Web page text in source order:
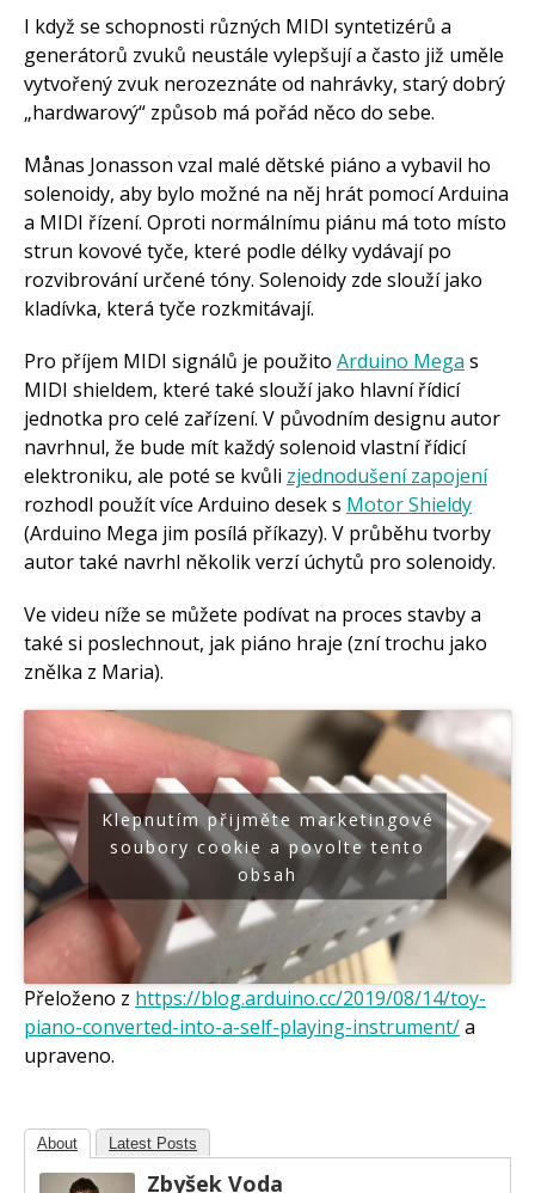
Tinylab
Makeblock
Micro:bit
Videa
Koupit
I když se schopnosti různých MIDI syntetizérů a
generátorů zvuků neustále vylepšují a často již uměle
vytvořený zvuk nerozeznáte od nahrávky, starý dobrý
„hardwarový“ způsob má pořád něco do sebe.
Månas Jonasson vzal malé dětské piáno a vybavil ho
solenoidy, aby bylo možné na něj hrát pomocí Arduina
a MIDI řízení. Oproti normálnímu piánu má toto místo
strun kovové tyče, které podle délky vydávají po
rozvibrování určené tóny. Solenoidy zde slouží jako
kladívka, která tyče rozkmitávají.
Pro příjem MIDI signálů je použito Arduino Mega s
MIDI shieldem, které také slouží jako hlavní řídicí
jednotka pro celé zařízení. V původním designu autor
navrhnul, že bude mít každý solenoid vlastní řídicí
elektroniku, ale poté se kvůli zjednodušení zapojení
rozhodl použít více Arduino desek s Motor Shieldy
(Arduino Mega jim posílá příkazy). V průběhu tvorby
autor také navrhl několik verzí úchytů pro solenoidy.
Ve videu níže se můžete podívat na proces stavby a
také si poslechnout, jak piáno hraje (zní trochu jako
znělka z Maria).
Klepnutím přijměte marketingové
soubory cookie a povolte tento
obsah
Přeloženo z https://blog.arduino.cc/2019/08/14/toy-
piano-converted-into-a-self-playing-instrument/a
upraveno.
About Latest Posts
Zbyšek Voda